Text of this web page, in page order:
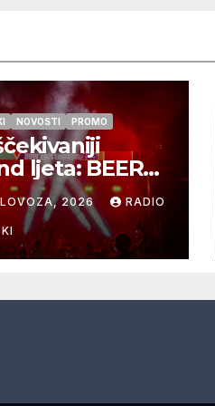
NOVOSTI PROMO
ljeta: BEER
Ljubuški 8. i
2026 RADIO